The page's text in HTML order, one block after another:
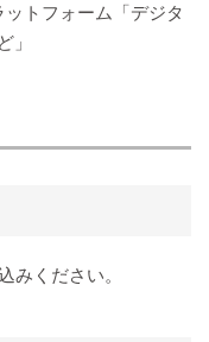
トフォーム「デジタ
」
みください。